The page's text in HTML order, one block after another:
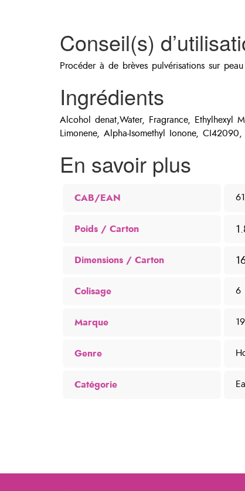
Conseil(s)
Procéder à de brèves pulvérisations sur
Ingrédients
Alcohol denat,Water, Fragrance, Ethylhexyl
Limonene, Alpha-Isomethyl Ionone,
En savoir plus
CAB/EAN
Poids
Dimensions
Colisage 6
Marque
Genre
Catégorie